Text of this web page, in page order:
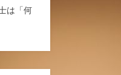
は「何